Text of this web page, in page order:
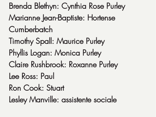
Brenda Blethyn: Cynthia Rose Purley
Marianne Jean-Baptiste: Hortense
Cumberbatch
Timothy Spall: Maurice Purley
Phyllis Logan: Monica Purley
Claire Rushbrook: Roxanne Purley
Lee Ross: Paul
Ron Cook: Stuart
Lesley Manville: assistente sociale